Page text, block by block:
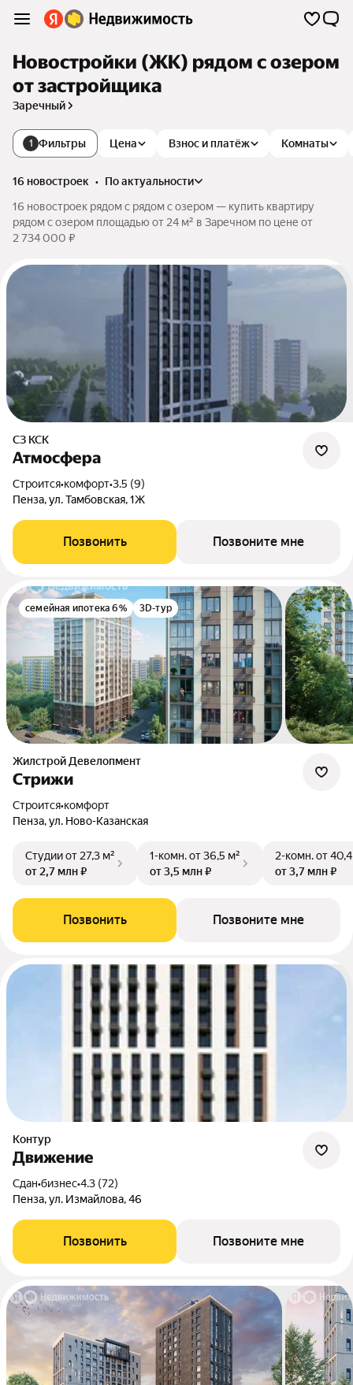
Новостройки (ЖК) рядом с озером
от застройщика
Заречный
1 Фильтры Цена Взнос и платёж Комнаты
16 новостроек •
по актуальности
16 новостроек рядом с рядом с озером — купить квартиру
рядом с озером площадью от 24 м² в Заречном по цене от
2 734 000 ₽
СЗ КСК
Атмосфера
Строится•комфорт•3.5 (9)
Пенза, ул. Тамбовская, 1Ж
Позвонить Позвоните мне
семейная ипотека 6% 3D-тур
Жилстрой Девелопмент
Стрижи
Строится•комфорт
Пенза, ул. Ново-Казанская
Студииот 27,3 м²
от 2,7 млн ₽
1-комн.от 36,5 м²
от 3,5 млн ₽
2-комн.от
от 3,7 млн ₽
Позвонить Позвоните мне
Контур
Движение
Сдан•бизнес•4.3 (72)
Пенза, ул. Измайлова, 46
Позвонить Позвоните мне